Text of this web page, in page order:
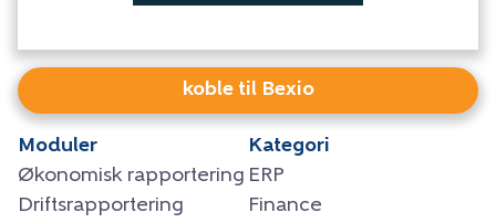
koble til Bexio
Moduler
Økonomisk rapportering
Driftsrapportering
Kategori
ERP
Finance